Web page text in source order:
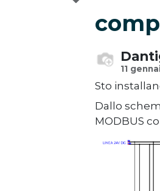
11
Sto
Dallo
MODBUS